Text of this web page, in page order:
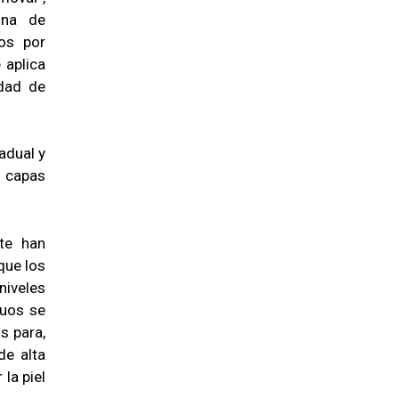
de
por
de
y
han
los
se
para,
alta
la piel